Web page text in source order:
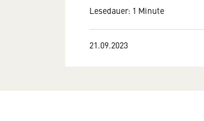
Lesedauer: 1 Minute
21.09.2023